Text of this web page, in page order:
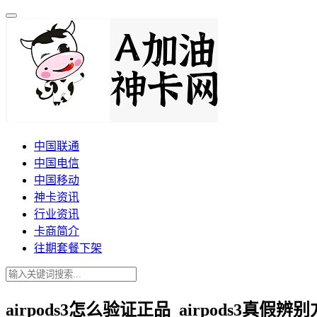
中国联通
中国电信
中国移动
神卡资讯
行业资讯
卡商简介
往期套餐下架
airpods3怎么验证正品_airpods3真假辨别